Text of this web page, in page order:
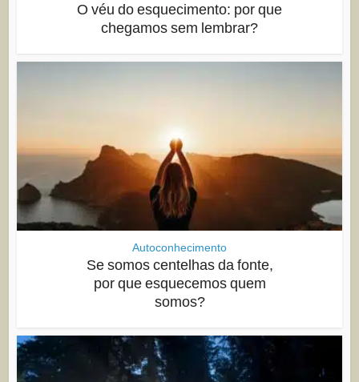
O véu do esquecimento: por que
chegamos sem lembrar?
Autoconhecimento
Se somos centelhas da fonte,
por que esquecemos quem
somos?